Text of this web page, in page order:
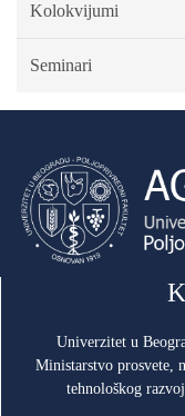
Kolokvijumi
Seminari
Univerzitet u
Ministarstvo prosvete,
tehnološkog